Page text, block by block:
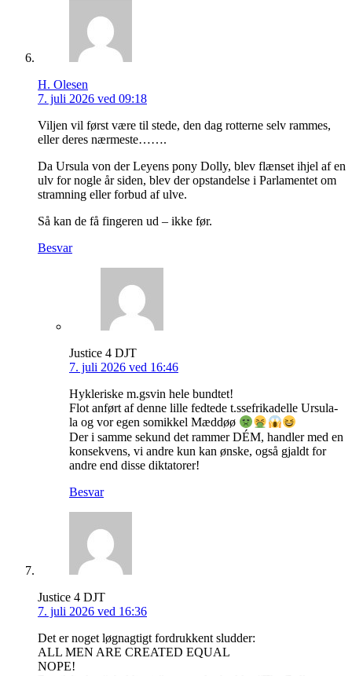
H. Olesen
7. juli 2026 ved 09:18
Viljen vil først være til stede, den dag rotterne selv rammes,
eller deres nærmeste…….
Da Ursula von der Leyens pony Dolly, blev flænset ihjel af en
ulv for nogle år siden, blev der opstandelse i Parlamentet om
stramning eller forbud af ulve.
Så kan de få fingeren ud – ikke før.
Besvar
Justice 4 DJT
7. juli 2026 ved 16:46
Hykleriske m.gsvin hele bundtet!
Flot anført af denne lille fedtede t.ssefrikadelle Ursula-
la og vor egen somikkel Mæddøø
Der i samme sekund det rammer DÉM, handler med en
konsekvens, vi andre kun kan ønske, også gjaldt for
andre end disse diktatorer!
Besvar
Justice 4 DJT
7. juli 2026 ved 16:36
Det er noget løgnagtigt fordrukkent sludder:
ALL MEN ARE CREATED EQUAL
NOPE!